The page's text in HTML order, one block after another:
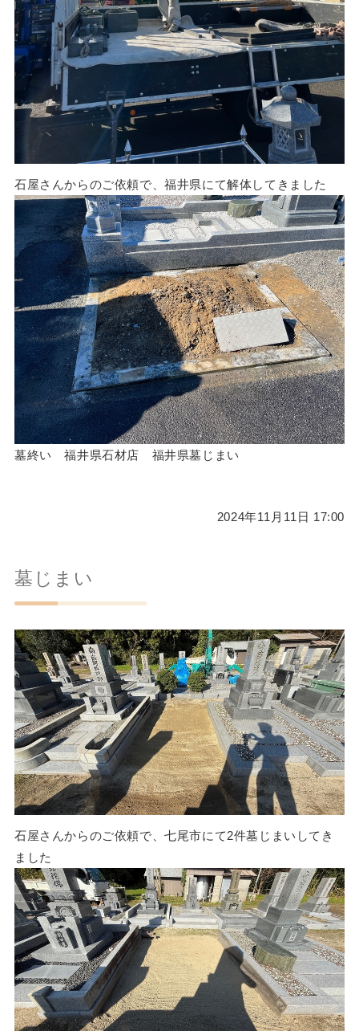
石屋さんからのご依頼で、福井県にて解体してきました
墓終い 福井県石材店 福井県墓じまい
2024年11月11日 17:00
墓じまい
石屋さんからのご依頼で、七尾市にて2件墓じまいしてき
ました